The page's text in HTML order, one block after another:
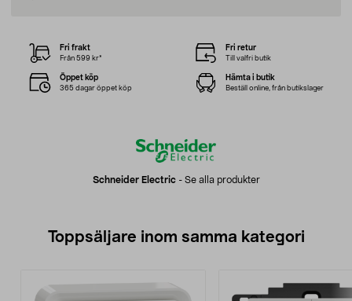
Schneider Electric- Se alla produkter
Fri frakt
Från 599 kr*
Fri retur
Till valfri butik
Öppet köp
365 dagar öppet köp
Hämta i butik
Beställ online, från butikslager
Toppsäljare inom samma kategori